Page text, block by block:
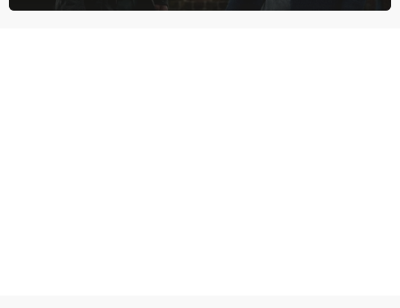
degene die haar aanstelde kwade bedoelingen heeft.